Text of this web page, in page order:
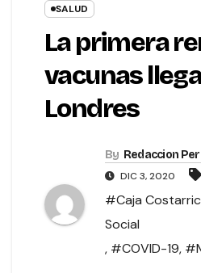
SALUD
La primera
vacunas
Londres
By Redaccion
DIC 3, 2020
#Caja
Social
, #COVID-19,